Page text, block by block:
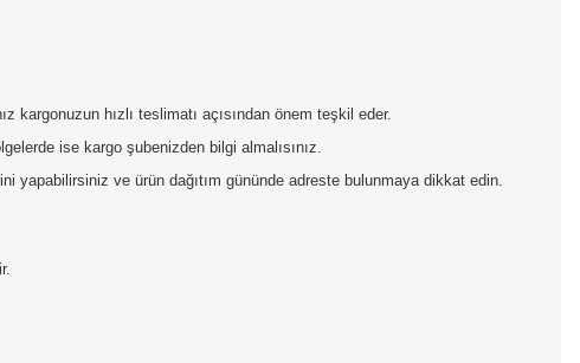
hızlı teslimatı açısından önem teşkil eder.
ise kargo şubenizden bilgi almalısınız.
yapabilirsiniz ve ürün dağıtım gününde adreste bulunmaya dikkat edin.